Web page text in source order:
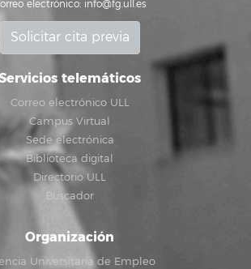
electrónico: info@fg.ull.es
Solicitar cita previa
telemáticos
Correo electrónico ULL
Campus Virtual
Sede electrónica
Biblioteca digital
Directorio ULL
Buscador
Organización
Universitaria de Empleo